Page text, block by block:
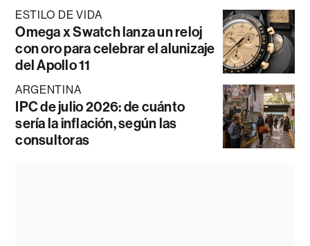
ESTILO DE VIDA
Omega x Swatch lanza un reloj
con oro para celebrar el alunizaje
del Apollo 11
ARGENTINA
IPC de julio 2026: de cuánto
sería la inflación, según las
consultoras